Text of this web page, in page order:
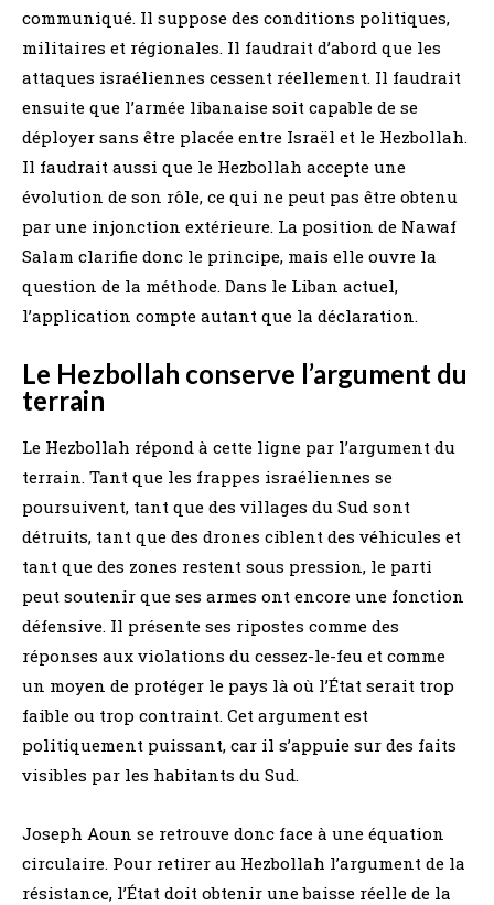
communiqué. Il suppose des conditions politiques,
militaires et régionales. Il faudrait d’abord que les
attaques israéliennes cessent réellement. Il faudrait
ensuite que l’armée libanaise soit capable de se
déployer sans être placée entre Israël et le Hezbollah.
Il faudrait aussi que le Hezbollah accepte une
évolution de son rôle, ce qui ne peut pas être obtenu
par une injonction extérieure. La position de Nawaf
Salam clarifie donc le principe, mais elle ouvre la
question de la méthode. Dans le Liban actuel,
l’application compte autant que la déclaration.
Le Hezbollah conserve l’argument du
terrain
Le Hezbollah répond à cette ligne par l’argument du
terrain. Tant que les frappes israéliennes se
poursuivent, tant que des villages du Sud sont
détruits, tant que des drones ciblent des véhicules et
tant que des zones restent sous pression, le parti
peut soutenir que ses armes ont encore une fonction
défensive. Il présente ses ripostes comme des
réponses aux violations du cessez-le-feu et comme
un moyen de protéger le pays là où l’État serait trop
faible ou trop contraint. Cet argument est
politiquement puissant, car il s’appuie sur des faits
visibles par les habitants du Sud.
Joseph Aoun se retrouve donc face à une équation
circulaire. Pour retirer au Hezbollah l’argument de la
résistance, l’État doit obtenir une baisse réelle de la